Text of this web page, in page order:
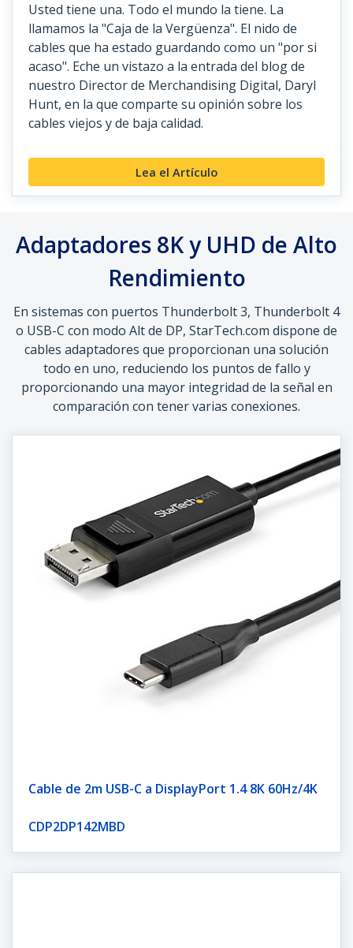
Usted tiene una. Todo el mundo la tiene. La
llamamos la "Caja de la Vergüenza". El nido de
cables que ha estado guardando como un "por si
acaso". Eche un vistazo a la entrada del blog de
nuestro Director de Merchandising Digital, Daryl
Hunt, en la que comparte su opinión sobre los
cables viejos y de baja calidad.
Lea el Artículo
Adaptadores 8K y UHD de Alto
Rendimiento
En sistemas con puertos Thunderbolt 3, Thunderbolt 4
o USB-C con modo Alt de DP, StarTech.com dispone de
cables adaptadores que proporcionan una solución
todo en uno, reduciendo los puntos de fallo y
proporcionando una mayor integridad de la señal en
comparación con tener varias conexiones.
Cable de 2m USB-C a DisplayPort 1.4 8K 60Hz/4K
CDP2DP142MBD